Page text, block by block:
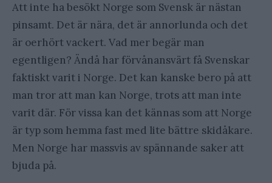
Att inte ha besökt Norge som Svensk är nästan
pinsamt. Det är nära, det är annorlunda och det
är oerhört vackert. Vad mer begär man
egentligen? Ändå har förvånansvärt få Svenskar
faktiskt varit i Norge. Det kan kanske bero på att
man tror att man kan Norge, trots att man inte
varit där. För vissa kan det kännas som att Norge
är typ som hemma fast med lite bättre skidåkare.
Men Norge har massvis av spännande saker att
bjuda på.